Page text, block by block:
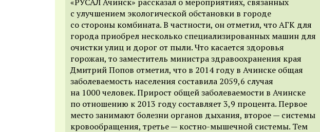
с улучшением экологической обстановки в городе
со стороны комбината. В частности, он отметил, что АГК для
города приобрел несколько специализированных машин для
очистки улиц и дорог от пыли. Что касается здоровья
горожан, то заместитель министра здравоохранения края
Дмитрий Попов отметил, что в 2014 году в Ачинске общая
заболеваемость населения составила 2059,6 случая
на 1000 человек. Прирост общей заболеваемости в Ачинске
по отношению к 2013 году составляет 3,9 процента. Первое
место занимают болезни органов дыхания, второе — системы
кровообращения, третье — костно-мышечной системы. Тем